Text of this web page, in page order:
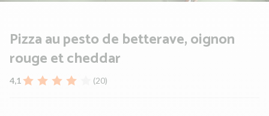
Pizza au pesto de betterave, oignon
rouge et cheddar
4,1 (20)